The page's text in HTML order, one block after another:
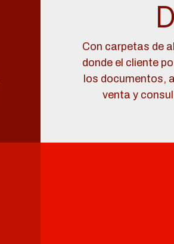
Con carpetas de
donde el cliente
los documentos,
venta y